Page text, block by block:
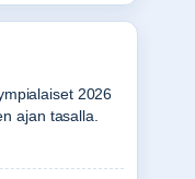
2026
ajan tasalla.